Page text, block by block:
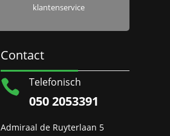
klantenservice
Contact
 Telefonisch
050 2053391
Admiraal de Ruyterlaan 5